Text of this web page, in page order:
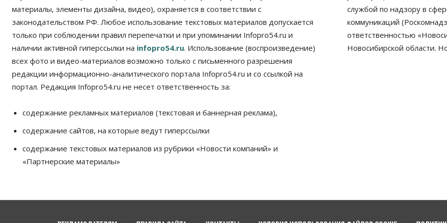
материалы, элементы дизайна, видео), охраняется в соответствии с
законодательством РФ. Любое использование текстовых материалов допускается
только при соблюдении правил перепечатки и при упоминании Infopro54.ru и
наличии активной гиперссылки на infopro54.ru. Использование (воспроизведение)
всех фото и видео-материалов возможно только с письменного разрешения
редакции информационно-аналитического портала Infopro54.ru и со ссылкой на
портал. Редакция Infopro54.ru не несет ответственность за:
содержание рекламных материалов (текстовая и баннерная реклама),
содержание сайтов, на которые ведут гиперссылки
содержание текстовых материалов из рубрики «Новости компаний» и
«Партнерские материалы»
службой по надзору в
коммуникаций
ответственностью
Новосибирской области.